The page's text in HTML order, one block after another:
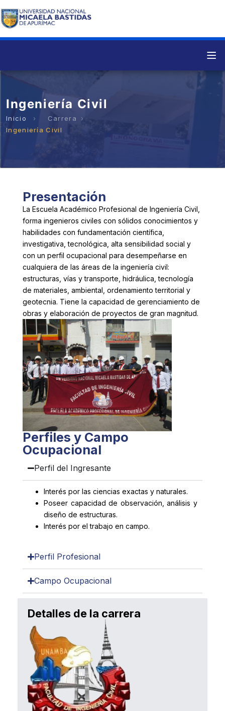
Ingeniería Civil
Carrera
Ingeniería Civil
Presentación
La Escuela Académico Profesional de Ingeniería Civil,
forma ingenieros civiles con sólidos conocimientos y
habilidades con fundamentación científica,
investigativa, tecnológica, alta sensibilidad social y
con un perfil ocupacional para desempeñarse en
cualquiera de las áreas de la ingeniería civil:
estructuras, vías y transporte, hidráulica, tecnología
de materiales, ambiental, ordenamiento territorial y
geotecnia. Tiene la capacidad de gerenciamiento de
obras y elaboración de proyectos de gran magnitud.
Perfiles y Campo
Ocupacional
Perfil del Ingresante​
Interés por las ciencias exactas y naturales.
Poseer capacidad de observación, análisis y
diseño de estructuras.
Interés por el trabajo en campo.
Perfil Profesional
Campo Ocupacional
Detalles de la carrera